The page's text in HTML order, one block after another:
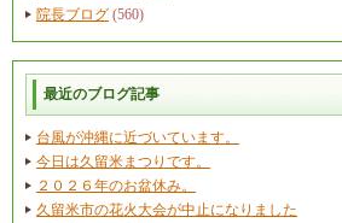
院長ブログ (560)
最近のブログ記事
台風が沖縄に近づいています。
今日は久留米まつりです。
２０２６年のお盆休み。
久留米市の花火大会が中止になりました